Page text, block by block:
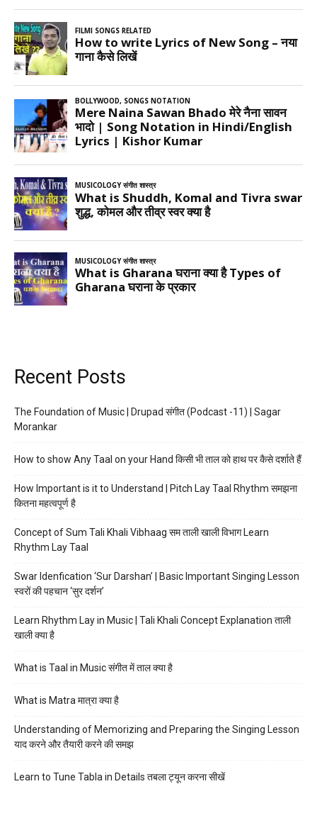
Recent Posts
The Foundation of Music | Drupad संगीत (Podcast -11) | Sagar
Morankar
How to show Any Taal on your Hand किसी भी ताल को हाथ पर कैसे दर्शाते हैं
How Important is it to Understand | Pitch Lay Taal Rhythm समझना
कितना महत्वपूर्ण है
Concept of Sum Tali Khali Vibhaag सम ताली खाली विभाग Learn
Rhythm Lay Taal
Swar Idenfication ‘Sur Darshan’ | Basic Important Singing Lesson
स्वरों की पहचान ‘सुर दर्शन’
Learn Rhythm Lay in Music | Tali Khali Concept Explanation ताली
खाली क्या है
What is Taal in Music संगीत में ताल क्या है
What is Matra मात्रा क्या है
Understanding of Memorizing and Preparing the Singing Lesson
याद करने और तैयारी करने की समझ
Learn to Tune Tabla in Details तबला ट्यून करना सीखें